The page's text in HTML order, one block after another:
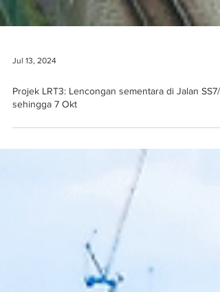
sehingga 7 Okt